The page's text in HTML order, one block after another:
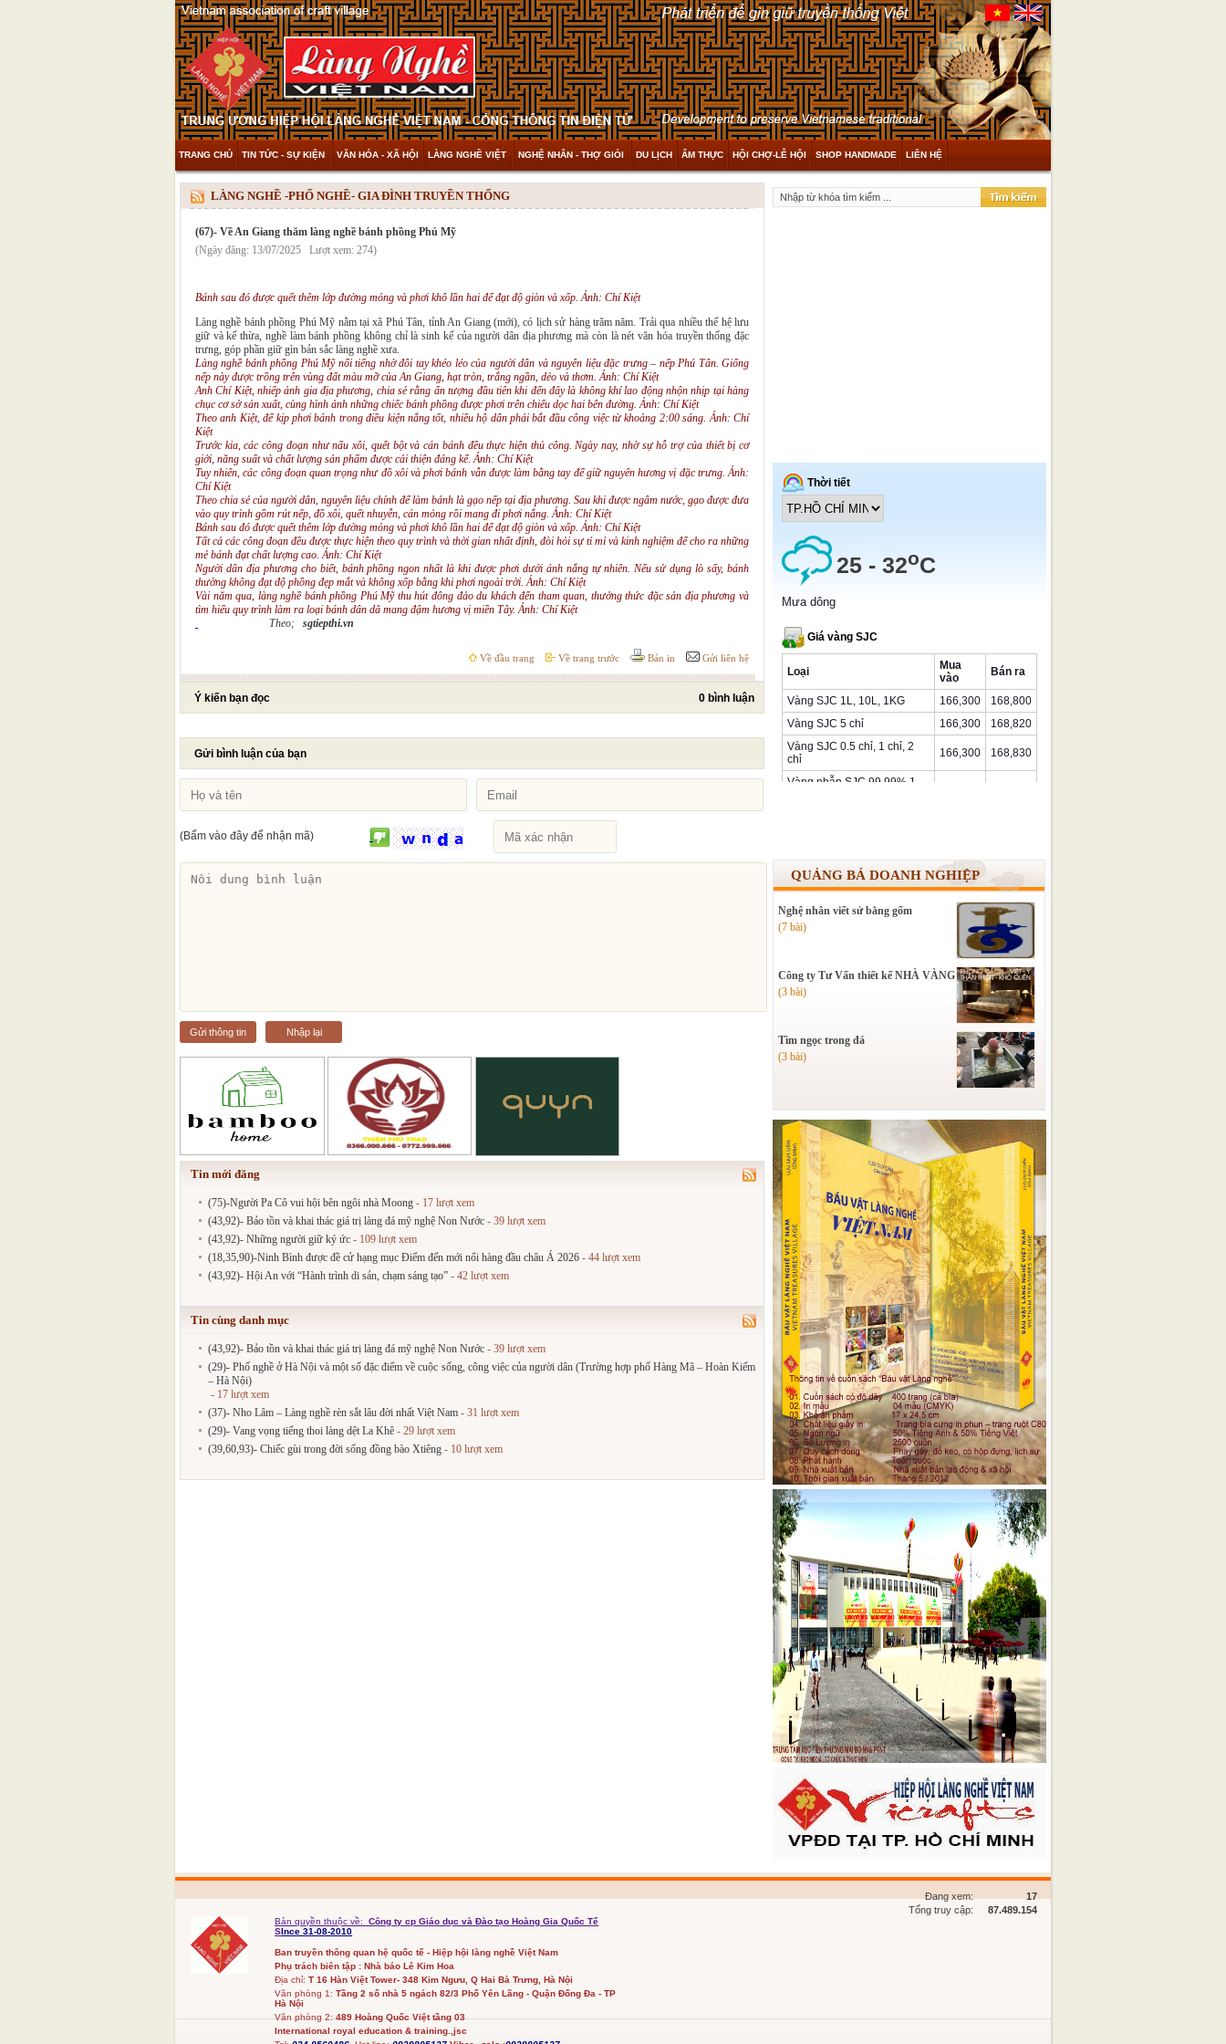
TRANG CHỦ TIN TỨC - SỰ KIỆN VĂN HÓA - XÃ HỘI LÀNG NGHỀ VIỆT NGHỆ NHÂN - THỢ GIỎI DU LỊCH ẨM THỰC HỘI CHỢ-LỄ HỘI SHOP HANDMADE LIÊN HỆ
THAM KHẢO & KHÁM PHÁ VIDEO
LÀNG NGHỀ -PHỐ NGHỀ- GIA ĐÌNH TRUYỀN THỐNG
(67)- Về An Giang thăm làng nghề bánh phồng Phú Mỹ
(Ngày đăng: 13/07/2025 Lượt xem: 274)
Bánh sau đó được quết thêm lớp đường mỏng và phơi khô lần hai để đạt độ giòn và xốp. Ảnh: Chí Kiệt
Làng nghề bánh phồng Phú Mỹ nằm tại xã Phú Tân, tỉnh An Giang (mới), có lịch sử hàng trăm năm. Trải qua nhiều thế hệ lưu
giữ và kế thừa, nghề làm bánh phồng không chỉ là sinh kế của người dân địa phương mà còn là nét văn hóa truyền thống đặc
trưng, góp phần giữ gìn bản sắc làng nghề xưa.
Làng nghề bánh phồng Phú Mỹ nổi tiếng nhờ đôi tay khéo léo của người dân và nguyên liệu đặc trưng – nếp Phú Tân. Giống
nếp này được trồng trên vùng đất màu mỡ của An Giang, hạt tròn, trắng ngần, dẻo và thơm. Ảnh: Chí Kiệt
Anh Chí Kiệt, nhiếp ảnh gia địa phương, chia sẻ rằng ấn tượng đầu tiên khi đến đây là không khí lao động nhộn nhịp tại hàng
chục cơ sở sản xuất, cùng hình ảnh những chiếc bánh phồng được phơi trên chiếu dọc hai bên đường. Ảnh: Chí Kiệt
Theo anh Kiệt, để kịp phơi bánh trong điều kiện nắng tốt, nhiều hộ dân phải bắt đầu công việc từ khoảng 2:00 sáng. Ảnh: Chí
Kiệt
Trước kia, các công đoạn như nấu xôi, quết bột và cán bánh đều thực hiện thủ công. Ngày nay, nhờ sự hỗ trợ của thiết bị cơ
giới, năng suất và chất lượng sản phẩm được cải thiện đáng kể. Ảnh: Chí Kiệt
Tuy nhiên, các công đoạn quan trọng như đồ xôi và phơi bánh vẫn được làm bằng tay để giữ nguyên hương vị đặc trưng. Ảnh:
Chí Kiệt
Theo chia sẻ của người dân, nguyên liệu chính để làm bánh là gạo nếp tại địa phương. Sau khi được ngâm nước, gạo được đưa
vào quy trình gồm rút nếp, đồ xôi, quết nhuyễn, cán mỏng rồi mang đi phơi nắng. Ảnh: Chí Kiệt
Bánh sau đó được quết thêm lớp đường mỏng và phơi khô lần hai để đạt độ giòn và xốp. Ảnh: Chí Kiệt
Tất cả các công đoạn đều được thực hiện theo quy trình và thời gian nhất định, đòi hỏi sự tỉ mỉ và kinh nghiệm để cho ra những
mẻ bánh đạt chất lượng cao. Ảnh: Chí Kiệt
Người dân địa phương cho biết, bánh phồng ngon nhất là khi được phơi dưới ánh nắng tự nhiên. Nếu sử dụng lò sấy, bánh
thường không đạt độ phồng đẹp mắt và không xốp bằng khi phơi ngoài trời. Ảnh: Chí Kiệt
Vài năm qua, làng nghề bánh phồng Phú Mỹ thu hút đông đảo du khách đến tham quan, thưởng thức đặc sản địa phương và
tìm hiểu quy trình làm ra loại bánh dân dã mang đậm hương vị miền Tây. Ảnh: Chí Kiệt
Theo; sgtiepthi.vn
Về đầu trang Về trang trước Bản in Gửi liên hệ
Ý kiến bạn đọc 0 bình luận
Gửi bình luận của bạn
(Bấm vào đây để nhận mã)
Gửi thông tin Nhập lại
Tin mới đăng
(75)-Người Pa Cô vui hội bên ngôi nhà Moong - 17 lượt xem
(43,92)- Bảo tồn và khai thác giá trị làng đá mỹ nghệ Non Nước - 39 lượt xem
(43,92)- Những người giữ ký ức - 109 lượt xem
(18,35,90)-Ninh Bình được đề cử hạng mục Điểm đến mới nổi hàng đầu châu Á 2026 - 44 lượt xem
(43,92)- Hội An với “Hành trình di sản, chạm sáng tạo” - 42 lượt xem
Tin cùng danh mục
(43,92)- Bảo tồn và khai thác giá trị làng đá mỹ nghệ Non Nước - 39 lượt xem
(29)- Phố nghề ở Hà Nội và một số đặc điểm về cuộc sống, công việc của người dân (Trường hợp phố Hàng Mã – Hoàn Kiếm
– Hà Nội)
- 17 lượt xem
(37)- Nho Lâm – Làng nghề rèn sắt lâu đời nhất Việt Nam - 31 lượt xem
(29)- Vang vọng tiếng thoi làng dệt La Khê - 29 lượt xem
(39,60,93)- Chiếc gùi trong đời sống đồng bào Xtiêng - 10 lượt xem
QUẢNG BÁ DOANH NGHIỆP
Nghệ nhân viết sử bằng gốm
(7 bài)
Công ty Tư Vấn thiết kế NHÀ VÀNG
(3 bài)
Tìm ngọc trong đá
(3 bài)
Bản quyền thuộc về:
Công ty cp Giáo dục và Đào tạo Hoàng Gia Quốc Tế
SInce 31-08-2010
Ban truyền thông quan hệ quốc tế - Hiệp hội làng nghề Việt Nam
Phụ trách biên tập : Nhà báo Lê Kim Hoa
Địa chỉ: T 16 Hàn Việt Tower- 348 Kim Ngưu, Q Hai Bà Trưng, Hà Nội
Văn phòng 1:Tầng 2 số nhà 5 ngách 82/3 Phố Yên Lãng - Quận Đống Đa - TP
Hà Nội
Văn phòng 2:489 Hoàng Quốc Việt tầng 03
International royal education & training.,jsc
17
Đang xem:
87.489.154
Tổng truy cập: